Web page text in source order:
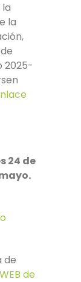
la
2025-
24 de
de
WEB de